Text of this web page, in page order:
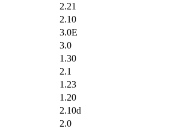
2.21
2.10
3.0E
3.0
1.30
2.1
1.23
1.20
2.10d
2.0